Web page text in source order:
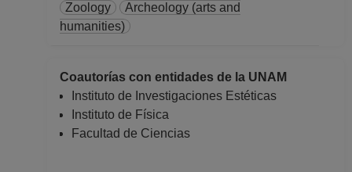
Zoology
Archeology (arts and
humanities)
Coautorías con entidades de la UNAM
Instituto de Investigaciones Estéticas
Instituto de Física
Facultad de Ciencias